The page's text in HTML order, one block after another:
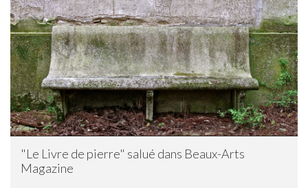
"Le Livre de pierre" salué dans Beaux-Arts
Magazine